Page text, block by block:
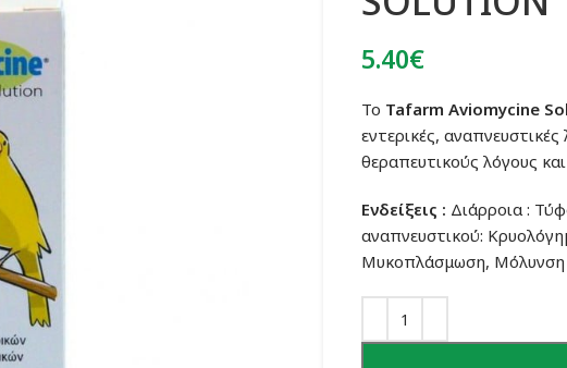
5.40€
Το Tafarm Aviomycine
εντερικές,
θεραπευτικούς λόγους
Ενδείξεις : Διάρροια :
αναπνευστικού:
Μυκοπλάσμωση, Μόλυνση